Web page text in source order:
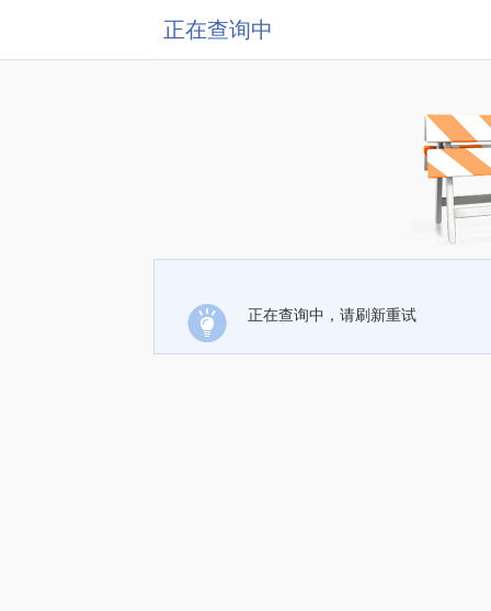
正在查询中
正在查询中，请刷新重试